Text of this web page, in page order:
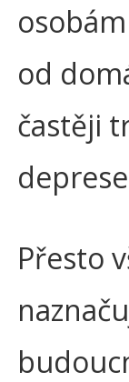
od
častěji
Přesto